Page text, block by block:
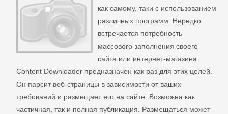
как самому, таки с использованием
различных программ. Нередко
встречается потребность
массового заполнения своего
сайта или интернет-магазина.
Content Downloader предназначен как раз для этих целей.
Он парсит веб-страницы в зависимости от ваших
требований и размещает его на сайте. Возможна как
частичная, так и полная публикация. Размещаться может